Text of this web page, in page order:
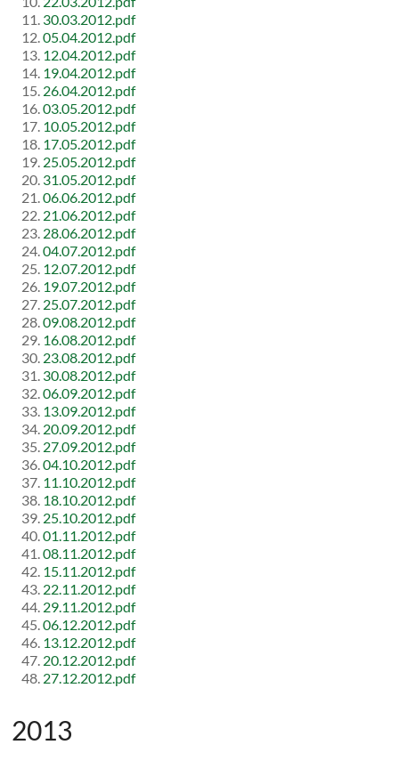
30.03.2012.pdf
05.04.2012.pdf
12.04.2012.pdf
19.04.2012.pdf
26.04.2012.pdf
03.05.2012.pdf
10.05.2012.pdf
17.05.2012.pdf
25.05.2012.pdf
31.05.2012.pdf
06.06.2012.pdf
21.06.2012.pdf
28.06.2012.pdf
04.07.2012.pdf
12.07.2012.pdf
19.07.2012.pdf
25.07.2012.pdf
09.08.2012.pdf
16.08.2012.pdf
23.08.2012.pdf
30.08.2012.pdf
06.09.2012.pdf
13.09.2012.pdf
20.09.2012.pdf
27.09.2012.pdf
04.10.2012.pdf
11.10.2012.pdf
18.10.2012.pdf
25.10.2012.pdf
01.11.2012.pdf
08.11.2012.pdf
15.11.2012.pdf
22.11.2012.pdf
29.11.2012.pdf
06.12.2012.pdf
13.12.2012.pdf
20.12.2012.pdf
27.12.2012.pdf
2013